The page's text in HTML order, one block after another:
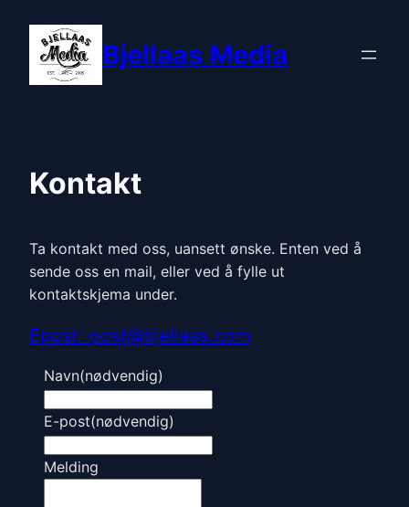
Bjellaas Media
Kontakt
Ta kontakt med oss, uansett ønske. Enten ved å
sende oss en mail, eller ved å fylle ut
kontaktskjema under.
Epost: post@bjellaas.com
Navn(nødvendig)
E-post(nødvendig)
Melding